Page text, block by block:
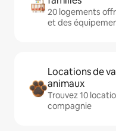
20 logements
et des
Locations de
animaux
Trouvez 10
compagnie